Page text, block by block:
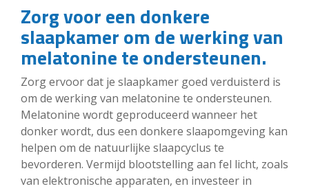
Zorg voor een donkere
slaapkamer om de werking van
melatonine te ondersteunen.
Zorg ervoor dat je slaapkamer goed verduisterd is
om de werking van melatonine te ondersteunen.
Melatonine wordt geproduceerd wanneer het
donker wordt, dus een donkere slaapomgeving kan
helpen om de natuurlijke slaapcyclus te
bevorderen. Vermijd blootstelling aan fel licht, zoals
van elektronische apparaten, en investeer in